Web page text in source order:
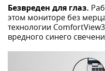
Безвреден для глаз.
этом мониторе без
технологии
вредного синего